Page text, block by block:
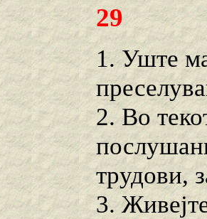
29
1. Уште
2. Во
трудови,
3.